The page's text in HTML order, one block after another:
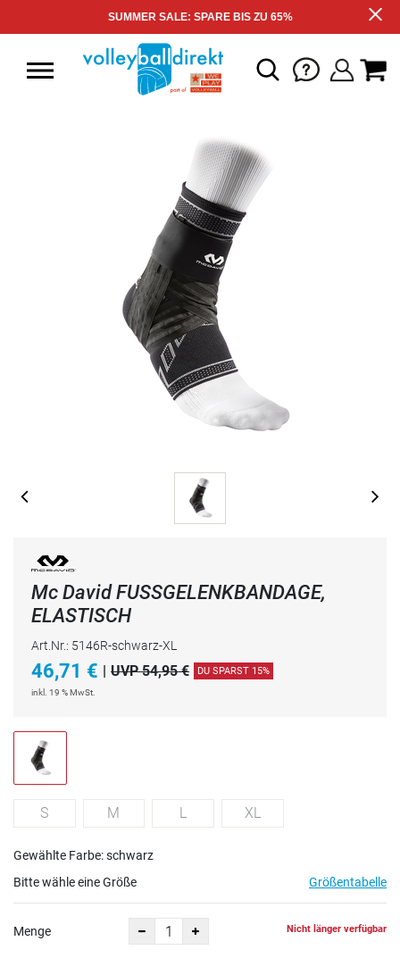
SUMMER SALE: SPARE BIS ZU 65%
Mc David FUSSGELENKBANDAGE,
ELASTISCH
Art.Nr.: 5146R-schwarz-XL
46,71 € | UVP 54,95 € DU SPARST 15%
inkl. 19 % MwSt.
S M L XL
Gewählte Farbe: schwarz
Bitte wähle eine Größe
Größentabelle
Menge Nicht länger verfügbar